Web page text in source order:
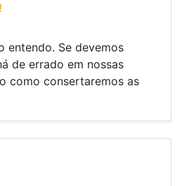
entendo. Se devemos
de errado em nossas
como consertaremos as